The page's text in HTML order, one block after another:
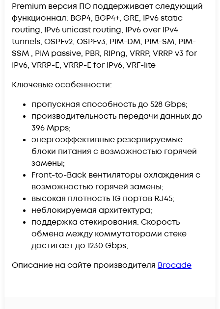
Premium версия ПО поддерживает следующий
функционнал: BGP4, BGP4+, GRE, IPv6 static
routing, IPv6 unicast routing, IPv6 over IPv4
tunnels, OSPFv2, OSPFv3, PIM-DM, PIM-SM, PIM-
SSM , PIM passive, PBR, RIPng, VRRP, VRRP v3 for
IPv6, VRRP-E, VRRP-E for IPv6, VRF-lite
Ключевые особенности:
пропускная способность до 528 Gbps;
производительность передачи данных до
396 Mpps;
энергоэффективные резервируемые
блоки питания с возможностью горячей
замены;
Front-to-Back вентиляторы охлаждения с
возможностью горячей замены;
высокая плотность 1G портов RJ45;
неблокируемая архитектура;
поддержка стекирования. Скорость
обмена между коммутаторами стеке
достигает до 1230 Gbps;
Описание на сайте производителя Brocade